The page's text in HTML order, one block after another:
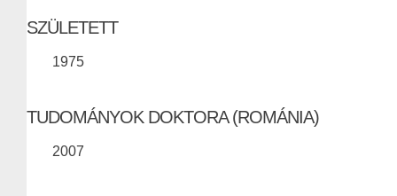
SZÜLETETT
1975
TUDOMÁNYOK DOKTORA (ROMÁNIA)
2007